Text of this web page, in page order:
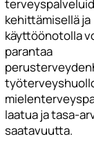
kehittämisellä ja
käyttöönotolla
parantaa
laatua ja tasa-
saatavuutta.